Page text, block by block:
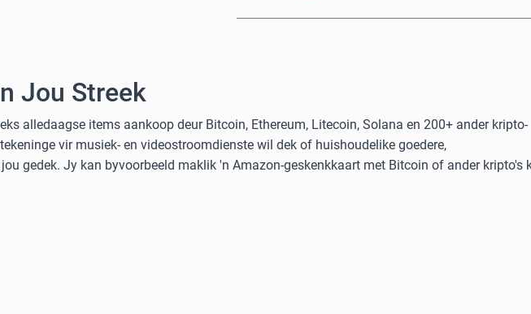
Jou Streek
alledaagse items aankoop deur Bitcoin, Ethereum, Litecoin, Solana en 200+ ander kripto-
vir musiek- en videostroomdienste wil dek of huishoudelike goedere,
gedek. Jy kan byvoorbeeld maklik 'n Amazon-geskenkkaart met Bitcoin of ander kripto's